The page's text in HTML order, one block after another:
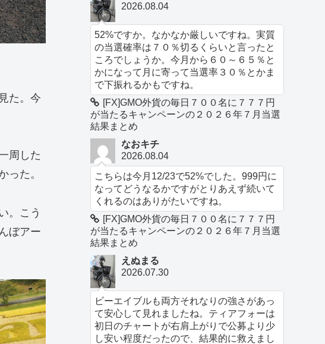
た。今
周した
った。
。こう
ぼアー
2026.08.04
52%ですか。なかなか厳しいですね。実質
の当選確率は７０％切るくらいと言ったと
ころでしょうか。今月から６０～６５％と
かになって月に寄って当選率３０％とかま
で下振れるかもですね。
[FX]GMO外貨の毎日７００名に７７７円
が当たるキャンペーンの２０２６年７月当選
結果まとめ
なおキチ
2026.08.04
こちらは今月12/23で52%でした。999円に
なってどうなるかですがとりあえず続いて
くれるのはありがたいですね。
[FX]GMO外貨の毎日７００名に７７７円
が当たるキャンペーンの２０２６年７月当選
結果まとめ
えぬまる
2026.07.30
ビーエイブルも両方それなりの強さがあっ
て安心して見れましたね。ティアフォーは
初日のチャートが右肩上がりで公募より少
し安い程度だったので、結果的に救えまし